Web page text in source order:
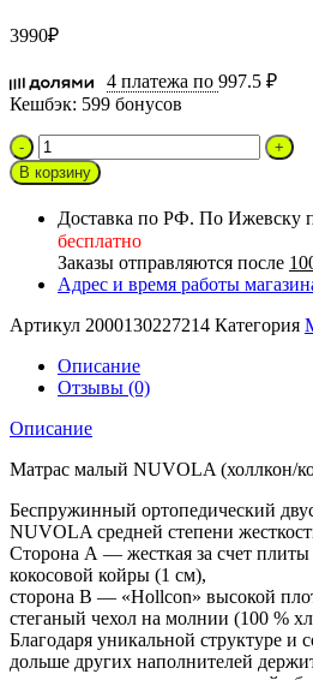
3990₽
4 платежа по 997.5 ₽
Кешбэк: 599 бонусов
Количество
товара
Матрас
малый
NUVOLA
(холлкон/
кокос)
84х59х10
см.
В корзину
Доставка по РФ. По Ижевску
бесплатно
Заказы отправляются после
Адрес и время работы
Артикул 2000130227214 Категория
Описание
Отзывы (0)
Описание
Матрас малый NUVOLA (холлкон/
Беспружинный ортопедический
NUVOLA средней степени
Сторона А — жесткая за счет
кокосовой койры (1 см),
сторона В — «Hollcon» высокой
стеганый чехол на молнии (100 %
Благодаря уникальной структуре и
дольше других наполнителей